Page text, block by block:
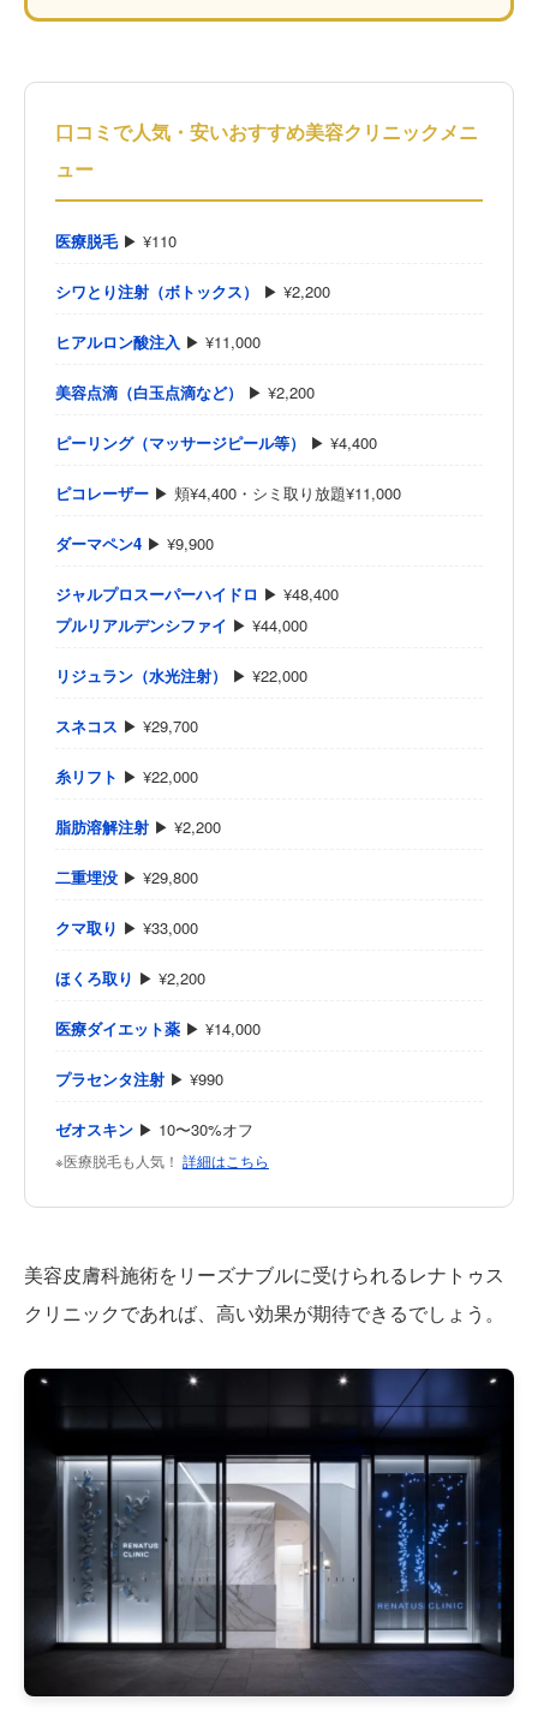
口コミで人気・安いおすすめ美容クリニックメニ
ュー
医療脱毛▶ ¥110
シワとり注射（ボトックス） ▶ ¥2,200
ヒアルロン酸注入 ▶ ¥11,000
美容点滴（白玉点滴など） ▶ ¥2,200
ピーリング（マッサージピール等） ▶ ¥4,400
ピコレーザー ▶ 頬¥4,400・シミ取り放題¥11,000
ダーマペン4 ▶ ¥9,900
ジャルプロスーパーハイドロ ▶ ¥48,400
プルリアルデンシファイ ▶ ¥44,000
リジュラン（水光注射） ▶ ¥22,000
スネコス ▶ ¥29,700
糸リフト ▶ ¥22,000
脂肪溶解注射 ▶ ¥2,200
二重埋没 ▶ ¥29,800
クマ取り ▶ ¥33,000
ほくろ取り ▶ ¥2,200
医療ダイエット薬 ▶ ¥14,000
プラセンタ注射 ▶ ¥990
ゼオスキン ▶ 10〜30%オフ
※医療脱毛も人気！ 詳細はこちら
美容皮膚科施術をリーズナブルに受けられるレナトゥス
クリニックであれば、高い効果が期待できるでしょう。